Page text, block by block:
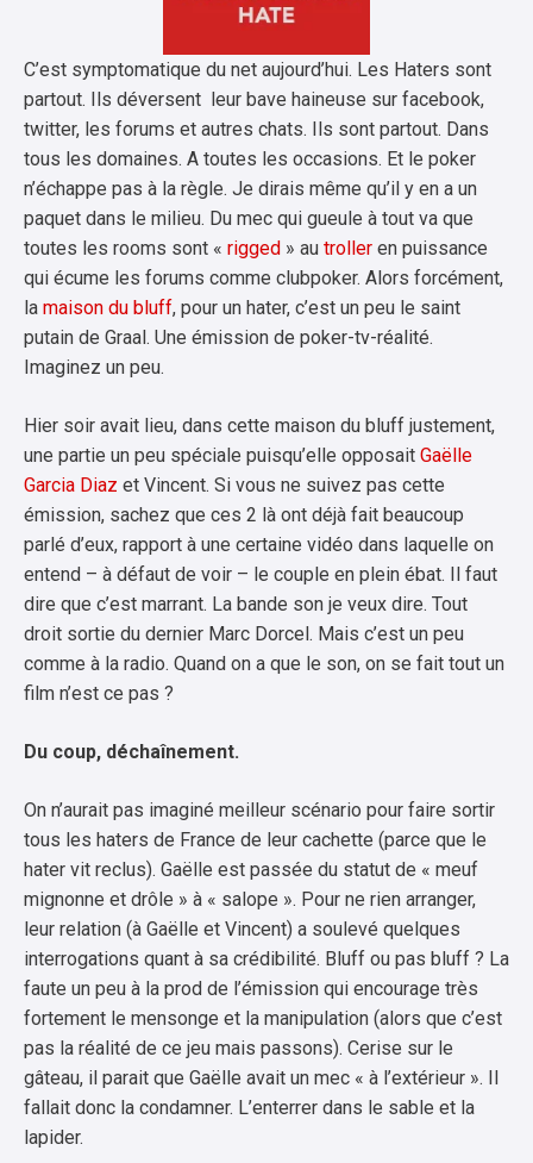
C’est symptomatique du net aujourd’hui. Les Haters sont
partout. Ils déversent leur bave haineuse sur facebook,
twitter, les forums et autres chats. Ils sont partout. Dans
tous les domaines. A toutes les occasions. Et le poker
n’échappe pas à la règle. Je dirais même qu’il y en a un
paquet dans le milieu. Du mec qui gueule à tout va que
toutes les rooms sont « rigged » au troller en puissance
qui écume les forums comme clubpoker. Alors forcément,
la maison du bluff, pour un hater, c’est un peu le saint
putain de Graal. Une émission de poker-tv-réalité.
Imaginez un peu.
Hier soir avait lieu, dans cette maison du bluff justement,
une partie un peu spéciale puisqu’elle opposait Gaëlle
Garcia Diaz et Vincent. Si vous ne suivez pas cette
émission, sachez que ces 2 là ont déjà fait beaucoup
parlé d’eux, rapport à une certaine vidéo dans laquelle on
entend – à défaut de voir – le couple en plein ébat. Il faut
dire que c’est marrant. La bande son je veux dire. Tout
droit sortie du dernier Marc Dorcel. Mais c’est un peu
comme à la radio. Quand on a que le son, on se fait tout un
film n’est ce pas ?
Du coup, déchaînement.
On n’aurait pas imaginé meilleur scénario pour faire sortir
tous les haters de France de leur cachette (parce que le
hater vit reclus). Gaëlle est passée du statut de « meuf
mignonne et drôle » à « salope ». Pour ne rien arranger,
leur relation (à Gaëlle et Vincent) a soulevé quelques
interrogations quant à sa crédibilité. Bluff ou pas bluff ? La
faute un peu à la prod de l’émission qui encourage très
fortement le mensonge et la manipulation (alors que c’est
pas la réalité de ce jeu mais passons). Cerise sur le
gâteau, il parait que Gaëlle avait un mec « à l’extérieur ». Il
fallait donc la condamner. L’enterrer dans le sable et la
lapider.